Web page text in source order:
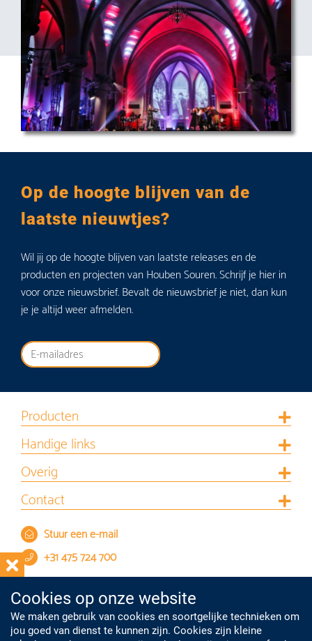
Op de hoogte blijven van de
laatste nieuwtjes?
Wil jij op de hoogte blijven van laatste releases en de
producten en projecten van Houben Souren. Schrijf je hier in
voor onze nieuwsbrief. Bevalt de nieuwsbrief je niet, dan kun
je je altijd weer afmelden.
Producten
Handige links
Overig
Contact
Stuur een e-mail
+31 475 724 700
Cookies op onze website
We maken gebruik van cookies en soortgelijke technieken om
jou goed van dienst te kunnen zijn. Cookies zijn kleine